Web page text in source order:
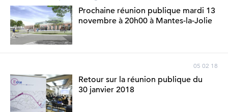
Prochaine réunion publique mardi 13
novembre à 20h00 à Mantes-la-Jolie
05 02 18
Retour sur la réunion publique du
30 janvier 2018